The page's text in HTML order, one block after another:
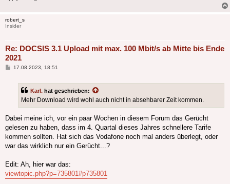
robert_s
Insider
Re: DOCSIS 3.1 Upload mit max. 100 Mbit/s ab Mitte bis Ende
2021
Beitrag
17.08.2023, 18:51
Karl. hat geschrieben:
Mehr Download wird wohl auch nicht in absehbarer Zeit kommen.
Dabei meine ich, vor ein paar Wochen in diesem Forum das Gerücht
gelesen zu haben, dass im 4. Quartal dieses Jahres schnellere Tarife
kommen sollten. Hat sich das Vodafone noch mal anders überlegt, oder
war das wirklich nur ein Gerücht...?
Edit: Ah, hier war das:
viewtopic.php?p=735801#p735801